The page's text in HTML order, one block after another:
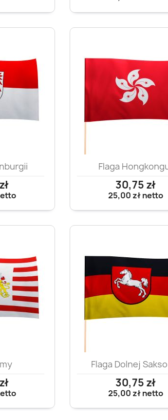
Szybki
Flaga
30,75 zł
25,00 złnetto
 Szybki
Flaga Dolnej
30,75 zł
25,00 złnetto